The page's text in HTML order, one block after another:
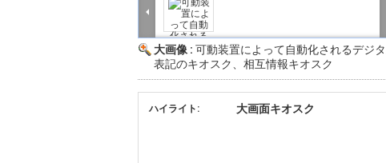
大画像 : 可動装置によって自動化されるデジ
表記のキオスク、相互情報キオスク
ハイライト: 大画面キオスク